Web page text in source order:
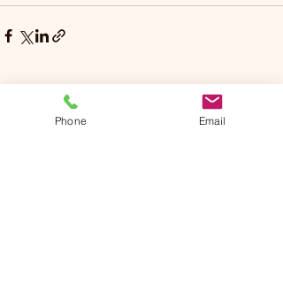
コメントPhone Email